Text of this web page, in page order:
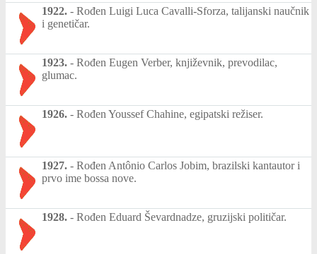
1922. - Rođen Luigi Luca Cavalli-Sforza, talijanski naučnik
i genetičar.
1923. - Rođen Eugen Verber, književnik, prevodilac,
glumac.
1926. - Rođen Youssef Chahine, egipatski režiser.
1927. - Rođen Antônio Carlos Jobim, brazilski kantautor i
prvo ime bossa nove.
1928. - Rođen Eduard Ševardnadze, gruzijski političar.